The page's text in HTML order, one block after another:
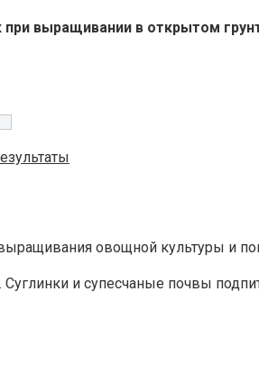
выращивании в открытом
овощной культуры и
и супесчаные почвы